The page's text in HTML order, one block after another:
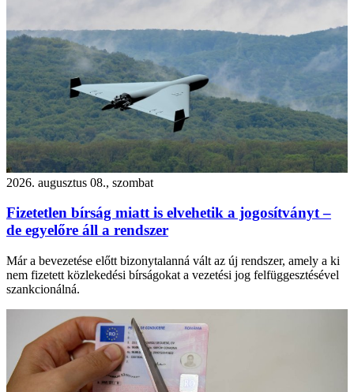
2026. augusztus 08., szombat
Fizetetlen bírság miatt is elvehetik a jogosítványt –
de egyelőre áll a rendszer
Már a bevezetése előtt bizonytalanná vált az új rendszer, amely a ki
nem fizetett közlekedési bírságokat a vezetési jog felfüggesztésével
szankcionálná.